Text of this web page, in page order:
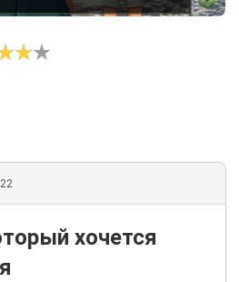
хочется